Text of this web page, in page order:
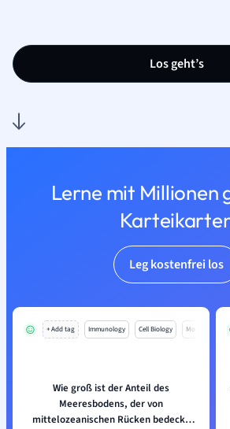
Los geht’s
Lerne mit Millionen
Leg kostenfrei los
+ Add tag Immunology Cell Biology Mo
Wie groß ist der Anteil des
Meeresbodens, der von
mittelozeanischen Rücken bedeckt